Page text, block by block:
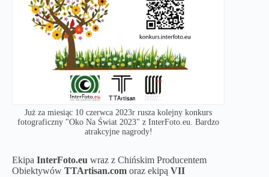
Już za miesiąc 10 czerwca 2023r rusza kolejny konkurs
fotograficzny "Oko Na Świat 2023" z InterFoto.eu. Bardzo
atrakcyjne nagrody!
Ekipa InterFoto.eu wraz z Chińskim Producentem
Obiektywów TTArtisan.com oraz ekipą VII